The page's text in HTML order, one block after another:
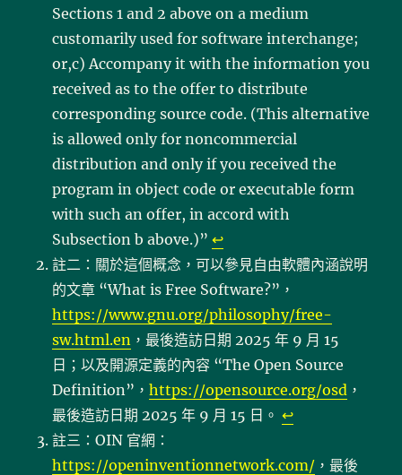
Sections 1 and 2 above on a medium
customarily used for software interchange;
or,c) Accompany it with the information you
received as to the offer to distribute
corresponding source code. (This alternative
is allowed only for noncommercial
distribution and only if you received the
program in object code or executable form
with such an offer, in accord with
Subsection b above.)”↩︎
註二：關於這個概念，可以參見自由軟體內涵說明
的文章 “What is Free Software?”，
https://www.gnu.org/philosophy/free-
sw.html.en ，最後造訪日期 2025 年 9 月 15
日；以及開源定義的內容 “The Open Source
Definition”，https://opensource.org/osd ，
最後造訪日期 2025 年 9 月 15 日。↩︎
註三：OIN 官網：
https://openinventionnetwork.com/ ，最後